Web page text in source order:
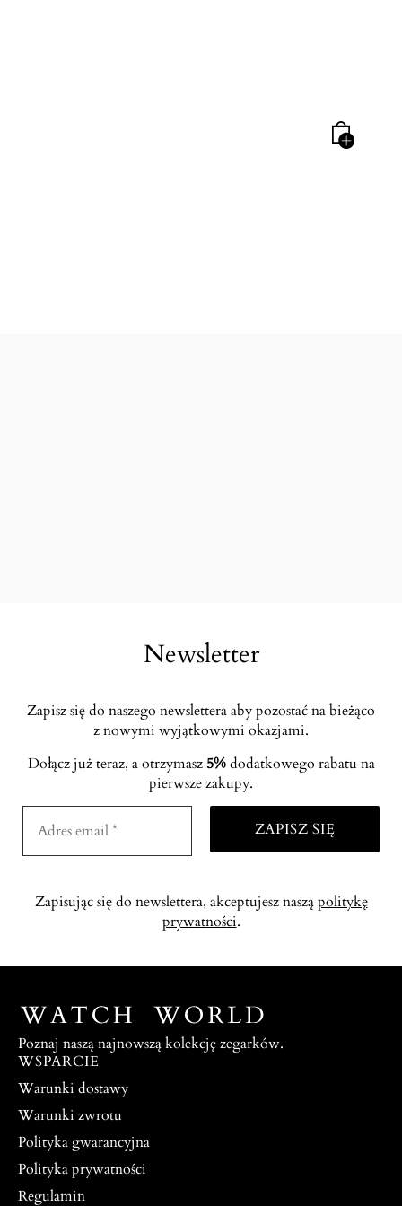
Newsletter
Zapisz się do naszego newslettera aby pozostać na bieżąco
z nowymi wyjątkowymi okazjami.
Dołącz już teraz, a otrzymasz 5%dodatkowego rabatu na
pierwsze zakupy.
Zapisując się do newslettera, akceptujesz nasząpolitykę
prywatności.
Poznaj naszą najnowszą kolekcję zegarków.
WSPARCIE
Warunki dostawy
Warunki zwrotu
Polityka gwarancyjna
Polityka prywatności
Regulamin